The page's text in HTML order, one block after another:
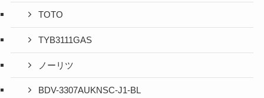
TOTO
TYB3111GAS
ノーリツ
BDV-3307AUKNSC-J1-BL